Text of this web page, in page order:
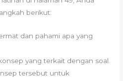
berikut:
dan pahami apa yang
yang terkait dengan soal.
tersebut untuk